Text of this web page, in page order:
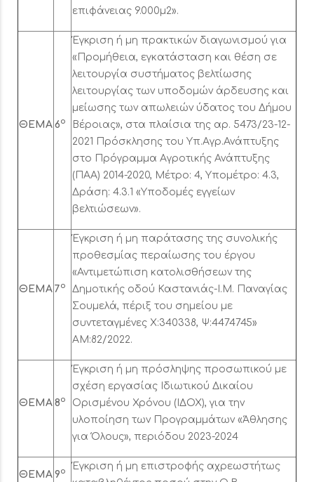
επιφάνειας 9.000μ2».
ΘΕΜΑ 6ο
Έγκριση ή μη πρακτικών διαγωνισμού για
«Προμήθεια, εγκατάσταση και θέση σε
λειτουργία συστήματος βελτίωσης
λειτουργίας των υποδομών άρδευσης και
μείωσης των απωλειών ύδατος του Δήμου
Βέροιας», στα πλαίσια της αρ. 5473/23-12-
2021 Πρόσκλησης του Υπ.Αγρ.Ανάπτυξης
στο Πρόγραμμα Αγροτικής Ανάπτυξης
(ΠΑΑ) 2014-2020, Μέτρο: 4, Υπομέτρο: 4.3,
Δράση: 4.3.1 «Υποδομές εγγείων
βελτιώσεων».
ΘΕΜΑ 7ο
Έγκριση ή μη παράτασης της συνολικής
προθεσμίας περαίωσης του έργου
«Αντιμετώπιση κατολισθήσεων της
Δημοτικής οδού Καστανιάς-Ι.Μ. Παναγίας
Σουμελά, πέριξ του σημείου με
συντεταγμένες Χ:340338, Ψ:4474745»
ΑΜ:82/2022.
ΘΕΜΑ 8ο
Έγκριση ή μη πρόσληψης προσωπικού με
σχέση εργασίας Ιδιωτικού Δικαίου
Ορισμένου Χρόνου (ΙΔΟΧ), για την
υλοποίηση των Προγραμμάτων «Άθλησης
για Όλους», περιόδου 2023-2024
ΘΕΜΑ 9ο
Έγκριση ή μη επιστροφής αχρεωστήτως